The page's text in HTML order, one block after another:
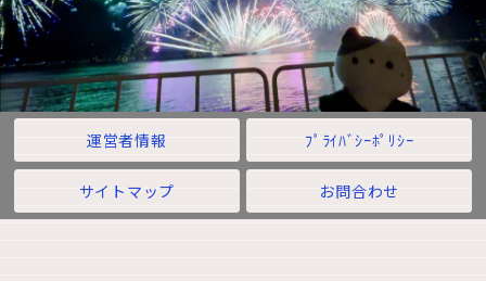
運営者情報 ﾌﾟﾗｲﾊﾞｼｰﾎﾟﾘｼｰ
サイトマップ お問合わせ